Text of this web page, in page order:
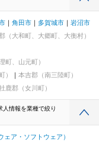
角田市 多賀城市
岩沼市
（大和町、大郷町、大衡村）
町、山元町）
）
本吉郡（南三陸町）
鹿郡（女川町）
人情報を業種で絞り
ェア・ソフトウェア）